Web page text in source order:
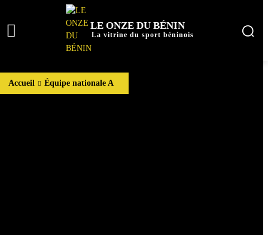
LE ONZE DU BÉNIN
La vitrine du sport béninois
Accueil Équipe nationale A